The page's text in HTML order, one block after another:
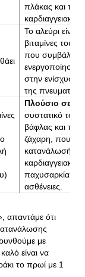
πλάκας και του
καρδιαγγειακές
Το αλεύρι είναι
βιταμίνες του
που
ενεργοποίηση
στην ενίσχυση
της
Πλούσιο σε
συστατικό του
βάφλας και του
ζάχαρη, που η
κατανάλωσή της
καρδιαγγειακά,
παχυσαρκία και
ασθένειες.
απαντάμε ότι
με
είναι να
το πρωί με 1